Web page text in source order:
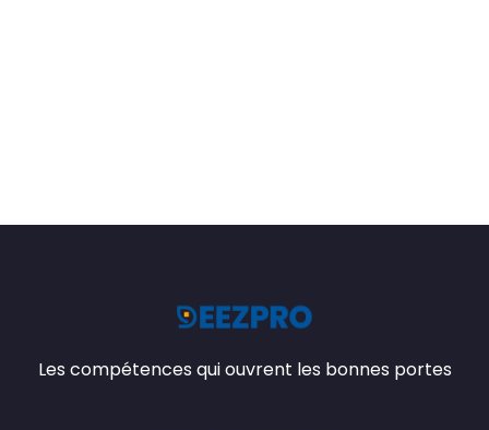
Les compétences qui ouvrent les bonnes portes